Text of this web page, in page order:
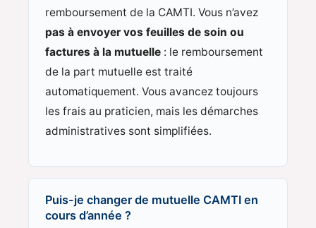
remboursement de la CAMTI. Vous n’avez
pas à envoyer vos feuilles de soin ou
factures à la mutuelle : le remboursement
de la part mutuelle est traité
automatiquement. Vous avancez toujours
les frais au praticien, mais les démarches
administratives sont simplifiées.
Puis-je changer de mutuelle CAMTI en
cours d’année ?